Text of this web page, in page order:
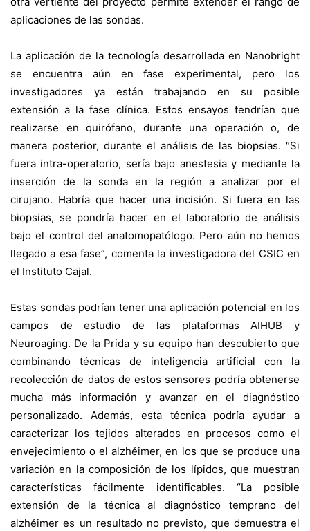
aplicaciones de las sondas.
La aplicación de la tecnología desarrollada en Nanobright
se encuentra aún en fase experimental, pero los
investigadores ya están trabajando en su posible
extensión a la fase clínica. Estos ensayos tendrían que
realizarse en quirófano, durante una operación o, de
manera posterior, durante el análisis de las biopsias. “Si
fuera intra-operatorio, sería bajo anestesia y mediante la
inserción de la sonda en la región a analizar por el
cirujano. Habría que hacer una incisión. Si fuera en las
biopsias, se pondría hacer en el laboratorio de análisis
bajo el control del anatomopatólogo. Pero aún no hemos
llegado a esa fase”, comenta la investigadora del CSIC en
el Instituto Cajal.
Estas sondas podrían tener una aplicación potencial en los
campos de estudio de las plataformas AIHUB y
Neuroaging. De la Prida y su equipo han descubierto que
combinando técnicas de inteligencia artificial con la
recolección de datos de estos sensores podría obtenerse
mucha más información y avanzar en el diagnóstico
personalizado. Además, esta técnica podría ayudar a
caracterizar los tejidos alterados en procesos como el
envejecimiento o el alzhéimer, en los que se produce una
variación en la composición de los lípidos, que muestran
características fácilmente identificables. “La posible
extensión de la técnica al diagnóstico temprano del
alzhéimer es un resultado no previsto, que demuestra el